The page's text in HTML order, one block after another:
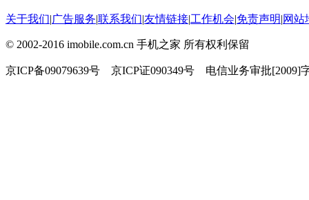
关于我们|广告服务|联系我们|友情链接|工作机会|免责声明|网站
© 2002-2016 imobile.com.cn 手机之家 所有权利保留
京ICP备09079639号 京ICP证090349号 电信业务审批[2009]